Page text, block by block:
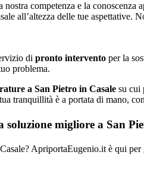
nostra competenza e la
all’altezza delle tue aspettative.
di pronto intervento per la
problema.
a San Pietro in Casale su cui
tranquillità è a portata di mano,
migliore a San
ApriportaEugenio.it è qui